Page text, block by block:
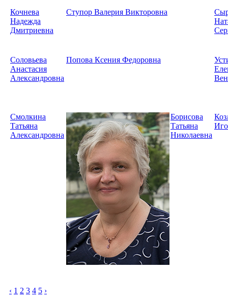
Кочнева
Надежда
Дмитриевна
Ступор Валерия Викторовна
Соловьева
Анастасия
Александровна
Попова Ксения Федоровна
Смолкина
Татьяна
Александровна
Борисова
Татьяна
Николаевна
‹ 1 2 3 4 5 ›